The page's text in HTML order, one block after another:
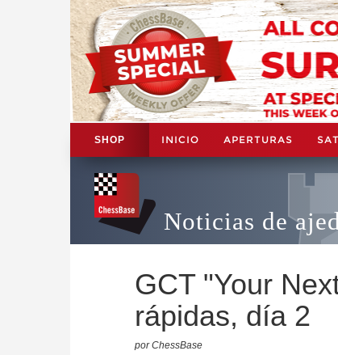
SHOP INICIO APERTURAS SAT
Noticias de
GCT "Your
rápidas, día 2
por ChessBase